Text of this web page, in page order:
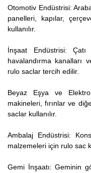
Otomotiv Endüstrisi:
panelleri, kapılar,
kullanılır.
İnşaat Endüstrisi: Çatı
havalandırma kanalları
rulo saclar tercih edilir.
Beyaz Eşya ve
makineleri, fırınlar ve
saclar kullanılır.
Ambalaj Endüstrisi:
malzemeleri için rulo sac
Gemi İnşaatı: Geminin